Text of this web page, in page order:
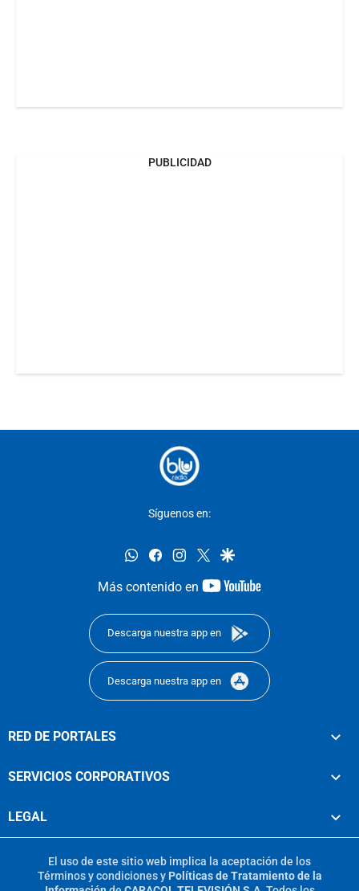
PUBLICIDAD
Síguenos en:
whatsappfacebookinstagram
twittergoogle
Más contenido en
youtube-
Descarga nuestra app en
Descarga nuestra app en
RED DE PORTALES
SERVICIOS CORPORATIVOS
LEGAL
El uso de este sitio web implica la aceptación de los
Términos y condicionesy Políticas de Tratamiento de la